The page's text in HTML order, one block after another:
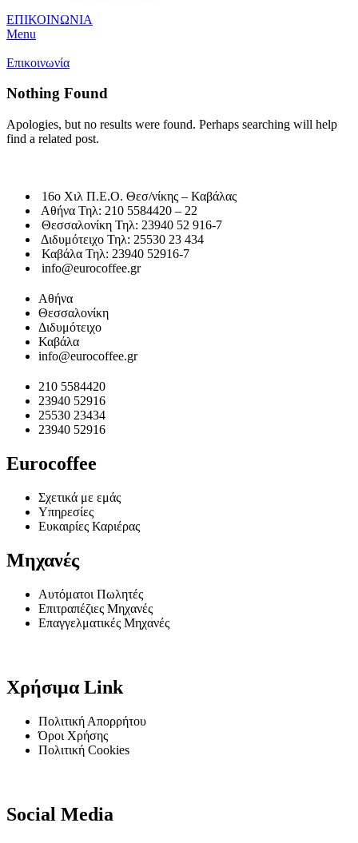
ΕΠΙΚΟΙΝΩΝΙΑ
Menu
Επικοινωνία
Nothing Found
Apologies, but no results were found. Perhaps searching will help
find a related post.
16o Χιλ Π.Ε.Ο. Θεσ/νίκης – Καβάλας
Αθήνα Τηλ: 210 5584420 – 22
Θεσσαλονίκη Τηλ: 23940 52 916-7
Διδυμότειχο Τηλ: 25530 23 434
Καβάλα Τηλ: 23940 52916-7
info@eurocoffee.gr
Αθήνα
Θεσσαλονίκη
Διδυμότειχο
Καβάλα
info@eurocoffee.gr
210 5584420
23940 52916
25530 23434
23940 52916
Eurocoffee
Σχετικά με εμάς
Υπηρεσίες
Ευκαιρίες Καριέρας
Μηχανές
Αυτόματοι Πωλητές
Επιτραπέζιες Μηχανές
Επαγγελματικές Μηχανές
Χρήσιμα Link
Πολιτική Απορρήτου
Όροι Χρήσης
Πολιτική Cookies
Social Media